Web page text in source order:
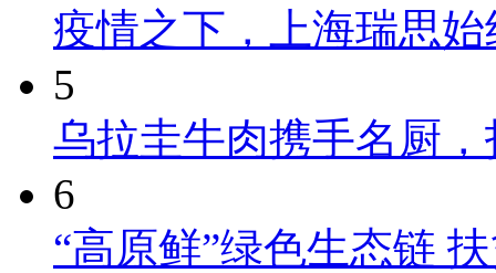
疫情之下，上海瑞思
5
乌拉圭牛肉携手名厨
6
“高原鲜”绿色生态链